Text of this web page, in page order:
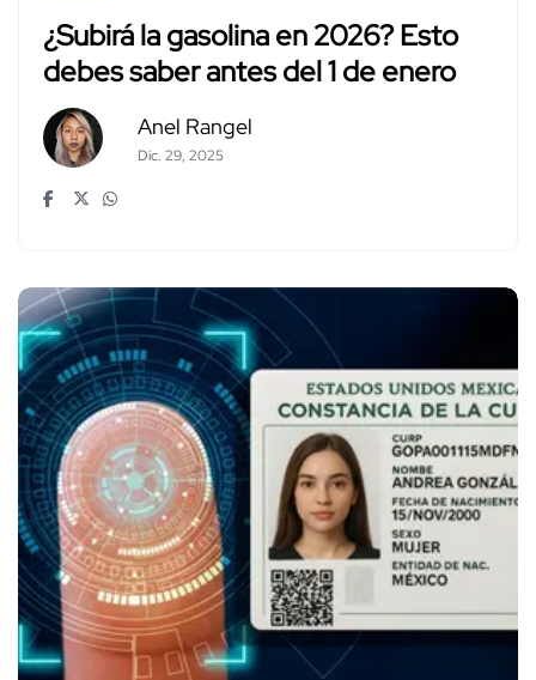
¿Subirá la gasolina en 2026? Esto
debes saber antes del 1 de enero
Anel Rangel
Dic. 29, 2025